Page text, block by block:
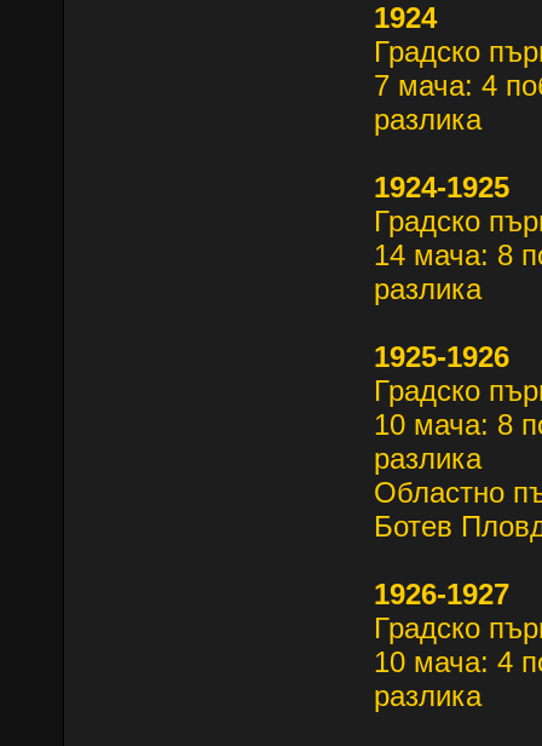
1924
Градско
7 мача: 4
разлика
1924-1925
Градско
14 мача: 8
разлика
1925-1926
Градско
10 мача: 8
разлика
Областно
Ботев
1926-1927
Градско
10 мача: 4
разлика